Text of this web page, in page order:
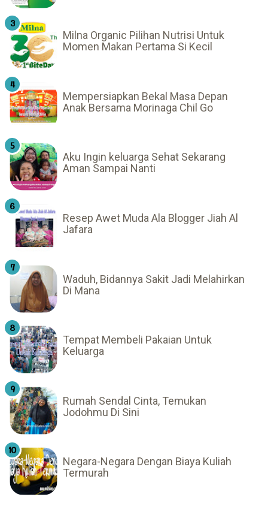
Milna Organic Pilihan Nutrisi Untuk
Momen Makan Pertama Si Kecil
Mempersiapkan Bekal Masa Depan
Anak Bersama Morinaga Chil Go
Aku Ingin keluarga Sehat Sekarang
Aman Sampai Nanti
Resep Awet Muda Ala Blogger Jiah Al
Jafara
Waduh, Bidannya Sakit Jadi Melahirkan
Di Mana
Tempat Membeli Pakaian Untuk
Keluarga
Rumah Sendal Cinta, Temukan
Jodohmu Di Sini
Negara-Negara Dengan Biaya Kuliah
Termurah